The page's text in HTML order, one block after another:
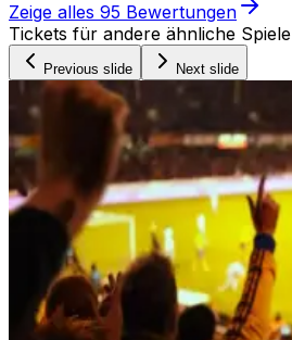
Zeige alles 95 Bewertungen
Tickets für andere ähnliche Spiele
Previous slide Next slide